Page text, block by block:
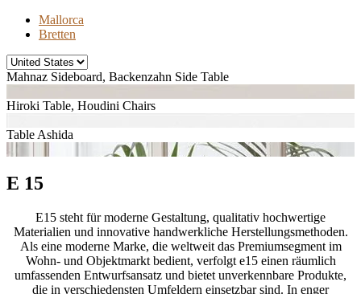
Mallorca
Bretten
Mahnaz Sideboard, Backenzahn Side Table
Hiroki Table, Houdini Chairs
Table Ashida
E 15
E15 steht für moderne Gestaltung, qualitativ hochwertige
Materialien und innovative handwerkliche Herstellungsmethoden.
Als eine moderne Marke, die weltweit das Premiumsegment im
Wohn- und Objektmarkt bedient, verfolgt e15 einen räumlich
umfassenden Entwurfsansatz und bietet unverkennbare Produkte,
die in verschiedensten Umfeldern einsetzbar sind. In enger